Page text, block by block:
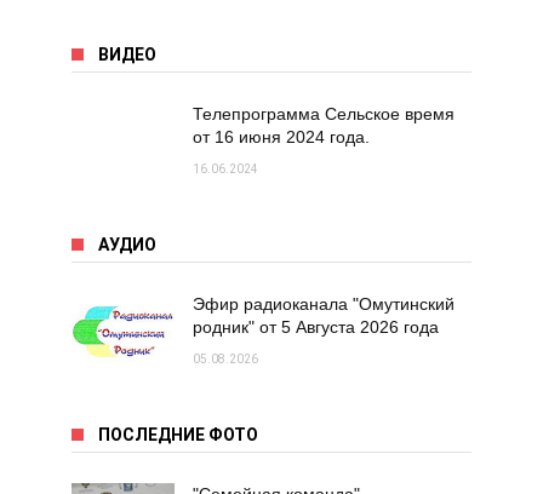
ВИДЕО
Телепрограмма Сельское время
от 16 июня 2024 года.
16.06.2024
АУДИО
Эфир радиоканала "Омутинский
родник" от 5 Августа 2026 года
05.08.2026
ПОСЛЕДНИЕ ФОТО